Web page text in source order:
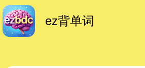
ez背单词